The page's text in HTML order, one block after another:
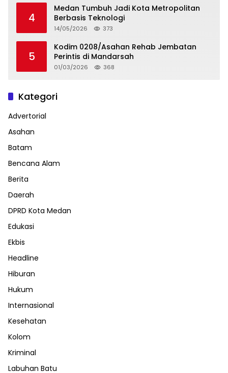
4
Medan Tumbuh Jadi Kota Metropolitan
Berbasis Teknologi
14/05/2026 373
5
Kodim 0208/Asahan Rehab Jembatan
Perintis di Mandarsah
01/03/2026 368
Kategori
Advertorial
Asahan
Batam
Bencana Alam
Berita
Daerah
DPRD Kota Medan
Edukasi
Ekbis
Headline
Hiburan
Hukum
Internasional
Kesehatan
Kolom
Kriminal
Labuhan Batu